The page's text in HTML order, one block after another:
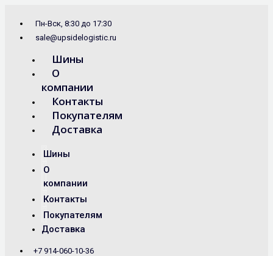
содержимому
Пн-Вск, 8:30 до 17:30
sale@upsidelogistic.ru
Шины
О
компании
Контакты
Покупателям
Доставка
Шины
О
компании
Контакты
Покупателям
Доставка
+7 914-060-10-36